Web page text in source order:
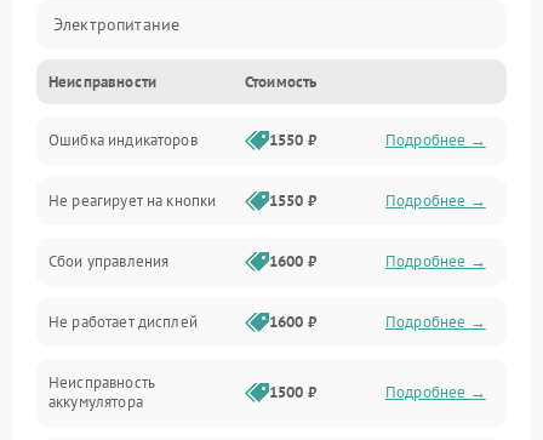
Электропитание
Механика
Аккумулятор
Работа системы
Всасывание
Засор
Привод
Неисправности Стоимость
Ошибка индикаторов 1550 ₽ Подробнее →
Не реагирует на кнопки 1550 ₽ Подробнее →
Сбои управления 1600 ₽ Подробнее →
Не работает дисплей 1600 ₽ Подробнее →
Неисправность
аккумулятора
1500 ₽ Подробнее →